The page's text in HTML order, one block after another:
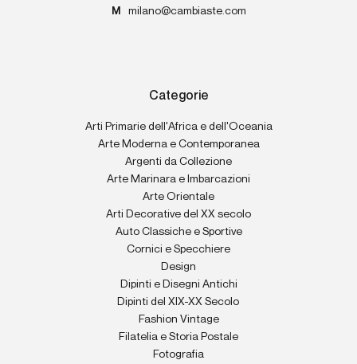
M
milano@cambiaste.com
Categorie
Arti Primarie dell'Africa e dell'Oceania
Arte Moderna e Contemporanea
Argenti da Collezione
Arte Marinara e Imbarcazioni
Arte Orientale
Arti Decorative del XX secolo
Auto Classiche e Sportive
Cornici e Specchiere
Design
Dipinti e Disegni Antichi
Dipinti del XIX-XX Secolo
Fashion Vintage
Filatelia e Storia Postale
Fotografia